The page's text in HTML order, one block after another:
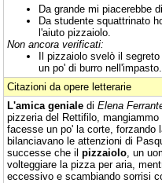
Da grande mi piacerebbe
Da studente squattrinato
l'aiuto pizzaiolo.
Non ancora verificati:
Il pizzaiolo svelò il
un po' di burro nell'impasto.
Citazioni da opere letterarie
L'amica geniale di Elena
pizzeria del Rettifilo,
facesse un po' la corte,
bilanciavano le attenzioni di
successe che il pizzaiolo , un
volteggiare la pizza per aria,
eccessivo e scambiando sorrisi